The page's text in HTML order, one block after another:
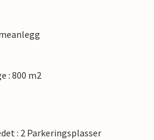
: 800 m2
: 2 Parkeringsplasser